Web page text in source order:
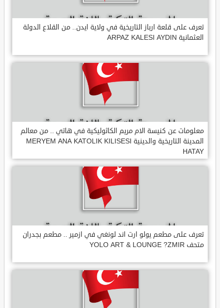
تعرف على قلعة ارباز التاريخية في ولاية ايدن.. من القلاع الدولة
العثمانية ARPAZ KALESI AYDIN
معلومات عن كنيسة الام مريم الكاثوليكية في هاتي .. من معالم
المدينة التاريخية والدينية MERYEM ANA KATOLIK KILISESI
HATAY
تعرف على مطعم يولو ارت اند لونغي في ازمير .. مطعم بجدران
متحف YOLO ART & LOUNGE ?ZMIR